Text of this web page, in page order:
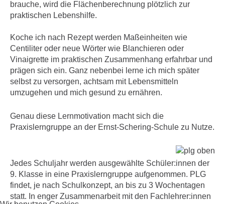
brauche, wird die Flächenberechnung plötzlich zur
praktischen Lebenshilfe.
Koche ich nach Rezept werden Maßeinheiten wie
Centiliter oder neue Wörter wie Blanchieren oder
Vinaigrette im praktischen Zusammenhang erfahrbar und
prägen sich ein. Ganz nebenbei lerne ich mich später
selbst zu versorgen, achtsam mit Lebensmitteln
umzugehen und mich gesund zu ernähren.
Genau diese Lernmotivation macht sich die
Praxislerngruppe an der Ernst-Schering-Schule zu Nutze.
Jedes Schuljahr werden ausgewählte Schüler:innen der
9. Klasse in eine Praxislerngruppe aufgenommen. PLG
findet, je nach Schulkonzept, an bis zu 3 Wochentagen
statt. In enger Zusammenarbeit mit den Fachlehrer:innen